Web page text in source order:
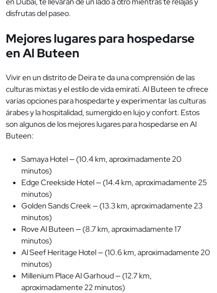
disfrutas del paseo.
Mejores lugares para hospedarse
en Al Buteen
Vivir en un distrito de Deira te da una comprensión de las
culturas mixtas y el estilo de vida emiratí. Al Buteen te ofrece
varias opciones para hospedarte y experimentar las culturas
árabes y la hospitalidad, sumergido en lujo y confort. Estos
son algunos de los mejores lugares para hospedarse en Al
Buteen:
Samaya Hotel — (10.4 km, aproximadamente 20
minutos)
Edge Creekside Hotel — (14.4 km, aproximadamente 25
minutos)
Golden Sands Creek — (13.3 km, aproximadamente 23
minutos)
Rove Al Buteen — (8.7 km, aproximadamente 17
minutos)
Al Seef Heritage Hotel — (10.6 km, aproximadamente 20
minutos)
Millenium Place Al Garhoud — (12.7 km,
aproximadamente 22 minutos)